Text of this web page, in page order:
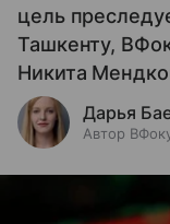
цель
Ташкенту,
Никита
Дарья
Автор